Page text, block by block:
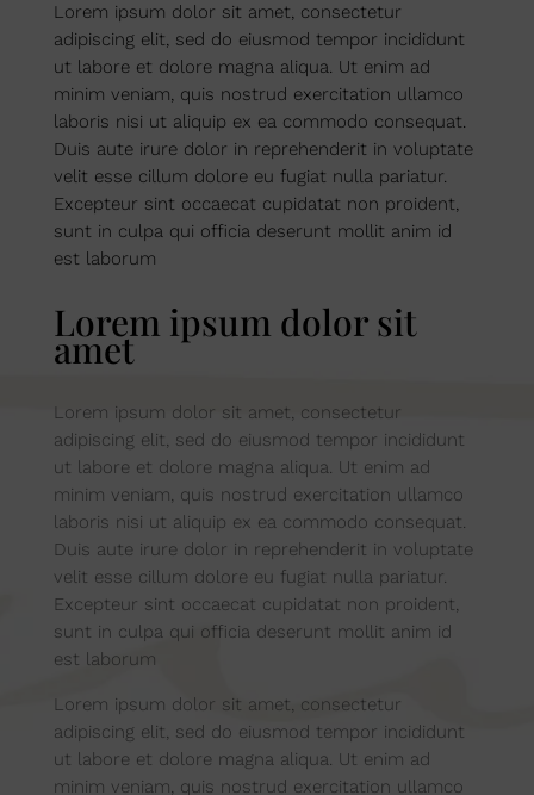
Lorem ipsum dolor sit amet, consectetur
adipiscing elit, sed do eiusmod tempor incididunt
ut labore et dolore magna aliqua. Ut enim ad
minim veniam, quis nostrud exercitation ullamco
laboris nisi ut aliquip ex ea commodo consequat.
Duis aute irure dolor in reprehenderit in voluptate
velit esse cillum dolore eu fugiat nulla pariatur.
Excepteur sint occaecat cupidatat non proident,
sunt in culpa qui officia deserunt mollit anim id
est laborum
Lorem ipsum dolor sit
amet
Lorem ipsum dolor sit amet, consectetur
adipiscing elit, sed do eiusmod tempor incididunt
ut labore et dolore magna aliqua. Ut enim ad
minim veniam, quis nostrud exercitation ullamco
laboris nisi ut aliquip ex ea commodo consequat.
Duis aute irure dolor in reprehenderit in voluptate
velit esse cillum dolore eu fugiat nulla pariatur.
Excepteur sint occaecat cupidatat non proident,
sunt in culpa qui officia deserunt mollit anim id
est laborum
Lorem ipsum dolor sit amet, consectetur
adipiscing elit, sed do eiusmod tempor incididunt
ut labore et dolore magna aliqua. Ut enim ad
minim veniam, quis nostrud exercitation ullamco